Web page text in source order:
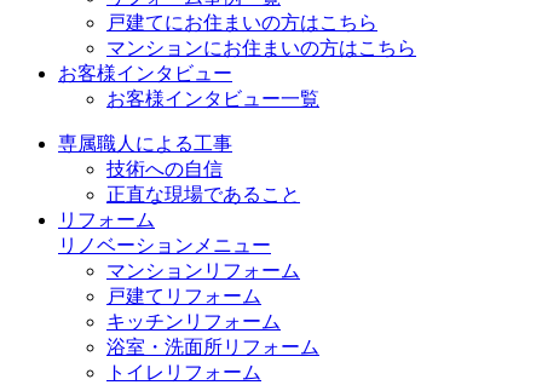
戸建てにお住まいの方はこちら
マンションにお住まいの方はこちら
お客様インタビュー
お客様インタビュー一覧
専属職人による工事
技術への自信
正直な現場であること
リフォーム
リノベーションメニュー
マンションリフォーム
戸建てリフォーム
キッチンリフォーム
浴室・洗面所リフォーム
トイレリフォーム